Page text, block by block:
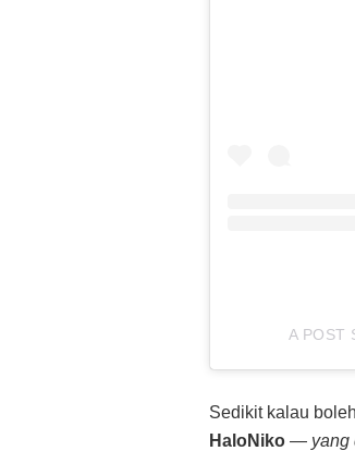
A POST
Sedikit kalau
HaloNiko — yang